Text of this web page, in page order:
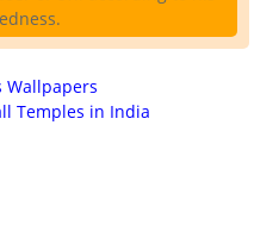
Wallpapers
Temples in India